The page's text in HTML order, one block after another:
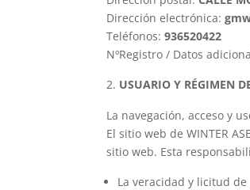
Dirección electrónica:
Teléfonos: 936520422
NºRegistro / Datos
USUARIO Y RÉGIMEN
La navegación, acceso y
El sitio web de WINTER
sitio web. Esta
La veracidad y licitud de